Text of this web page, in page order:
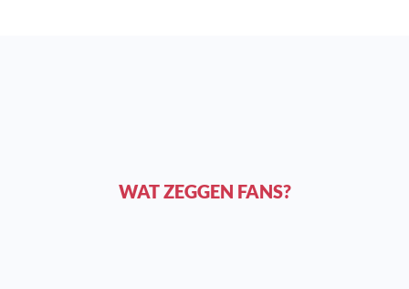
WAT ZEGGEN FANS?